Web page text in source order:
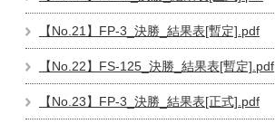
【No.21】FP-3_決勝_結果表[暫定].pdf
【No.22】FS-125_決勝_結果表[暫定].pdf
【No.23】FP-3_決勝_結果表[正式].pdf